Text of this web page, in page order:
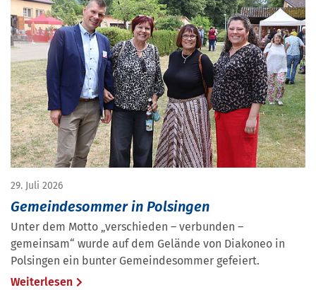
29. Juli 2026
Gemeindesommer in Polsingen
Unter dem Motto „verschieden – verbunden –
gemeinsam“ wurde auf dem Gelände von Diakoneo in
Polsingen ein bunter Gemeindesommer gefeiert.
Weiterlesen